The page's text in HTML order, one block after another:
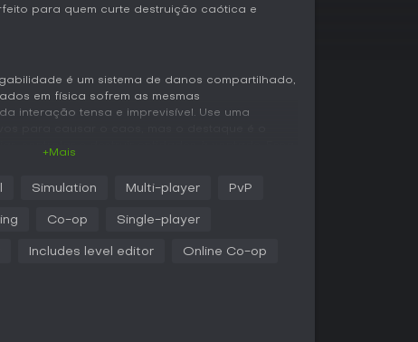
para quem curte destruição caótica e
é um sistema de danos compartilhado,
em física sofrem as mesmas
interação tensa e imprevisível. Use uma
GoreDolls. O comércio de itens usa a moeda
vida com emotes, chat de texto e
+Mais
Simulation Multi-player PvP
Co-op Single-player
Includes level editor Online Co-op